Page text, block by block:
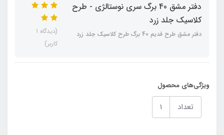
دفتر مشق 40 برگ سری نوستالژی - طرح
کلاسیک جلد زرد
دفتر مشق طرح قدیم 40 برگ طرح کلاسیک جلد زرد
(دیدگاه 1
کاربر)
ویژگی‌های محصول
تعداد